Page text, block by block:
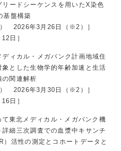
リードシーケンスを用いたX染色
基盤構築
2026年3月26日（※2）］
日］
ディカル・メガバンク計画地域住
象とした生物学的年齢加速と生活
の関連解析
2026年3月30日（※2）］
日］
て東北メディカル・メガバンク機
細三次調査での血漿中キサンチ
）活性の測定とコホートデータと